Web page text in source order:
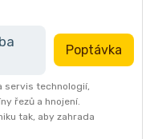
Poptávka
servis technologií,
řezů a hnojení.
tak, aby zahrada